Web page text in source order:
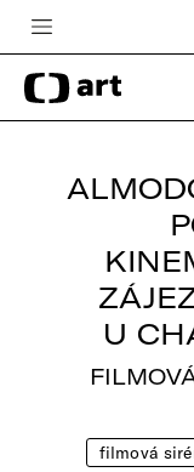
Česká televize
Zpravodajství
TV program
U
filmová